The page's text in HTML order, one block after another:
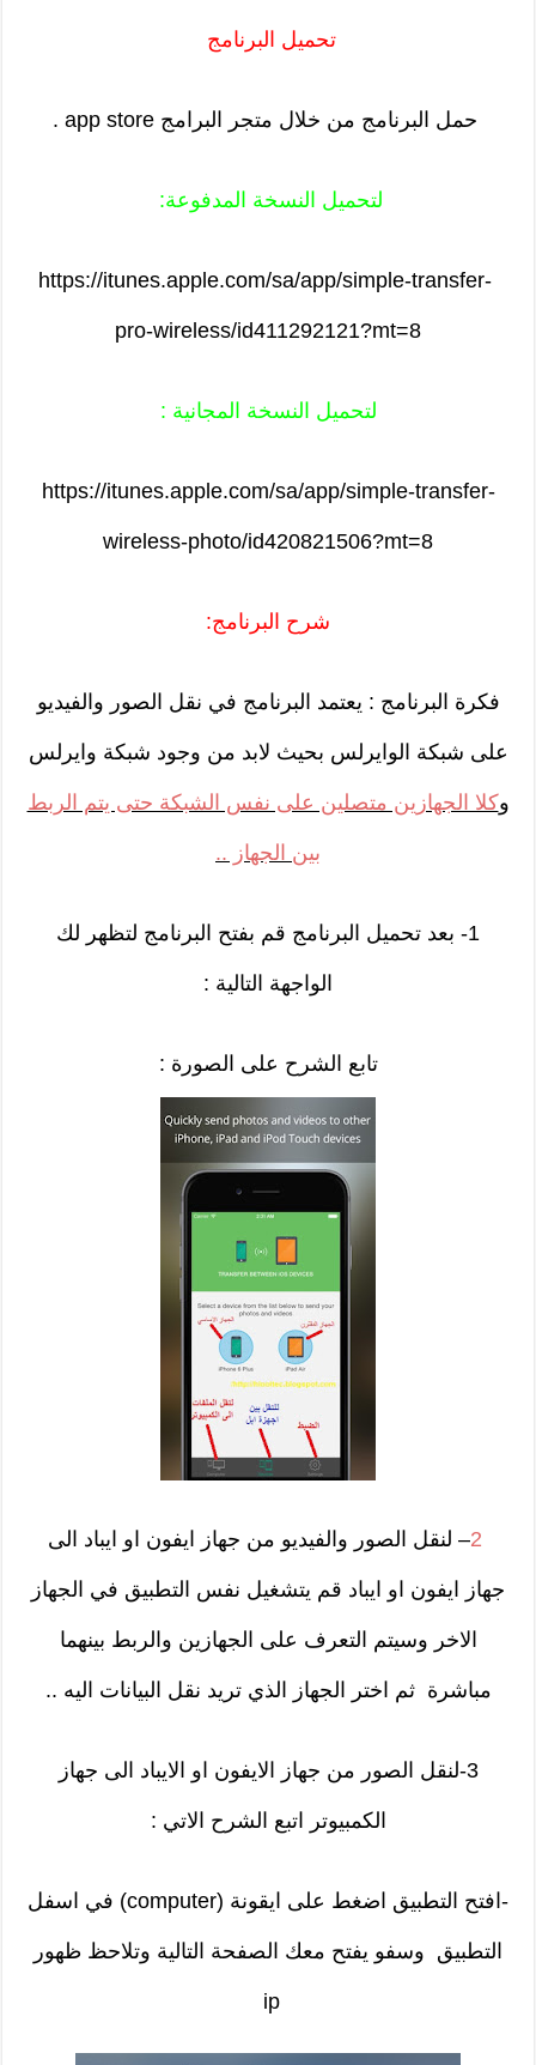
تحميل البرنامج
حمل البرنامج من خلال متجر البرامج app store .
لتحميل النسخة المدفوعة:
https://itunes.apple.com/sa/app/simple-transfer-
pro-wireless/id411292121?mt=8
لتحميل النسخة المجانية :
https://itunes.apple.com/sa/app/simple-transfer-
wireless-photo/id420821506?mt=8
شرح البرنامج:
فكرة البرنامج : يعتمد البرنامج في نقل الصور والفيديو
على شبكة الوايرلس بحيث لابد من وجود شبكة وايرلس
وكلا الجهازين متصلين على نفس الشبكة حتى يتم الربط
بين الجهاز ..
1- بعد تحميل البرنامج قم بفتح البرنامج لتظهر لك
الواجهة التالية :
تابع الشرح على الصورة :
– لنقل الصور والفيديو من جهاز ايفون او ايباد الى
جهاز ايفون او ايباد قم يتشغيل نفس التطبيق في الجهاز
الاخر وسيتم التعرف على الجهازين والربط بينهما
مباشرة ثم اختر الجهاز الذي تريد نقل البيانات اليه ..
3-لنقل الصور من جهاز الايفون او الايباد الى جهاز
الكمبيوتر اتبع الشرح الاتي :
-افتح التطبيق اضغط على ايقونة (computer) في اسفل
التطبيق وسفو يفتح معك الصفحة التالية وتلاحظ ظهور
ip